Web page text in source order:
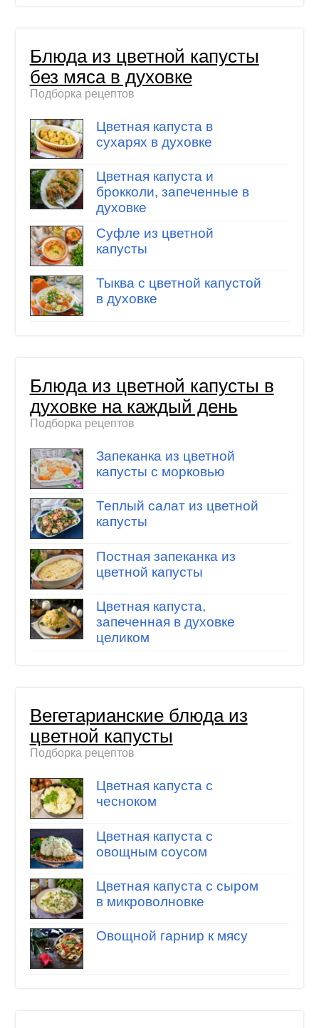
Блюда из цветной капусты
без мяса в духовке
Подборка рецептов
Цветная капуста в
сухарях в духовке
Цветная капуста и
брокколи, запеченные в
духовке
Суфле из цветной
капусты
Тыква с цветной капустой
в духовке
Блюда из цветной капусты в
духовке на каждый день
Подборка рецептов
Запеканка из цветной
капусты с морковью
Теплый салат из цветной
капусты
Постная запеканка из
цветной капусты
Цветная капуста,
запеченная в духовке
целиком
Вегетарианские блюда из
цветной капусты
Подборка рецептов
Цветная капуста с
чесноком
Цветная капуста с
овощным соусом
Цветная капуста с сыром
в микроволновке
Овощной гарнир к мясу